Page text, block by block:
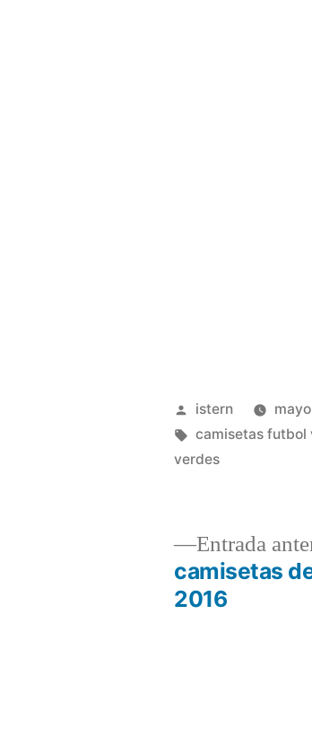
Publicado
por
istern
Etiquetas:
camisetas futbol
verdes
Navegación
Entrada
camisetas
2016